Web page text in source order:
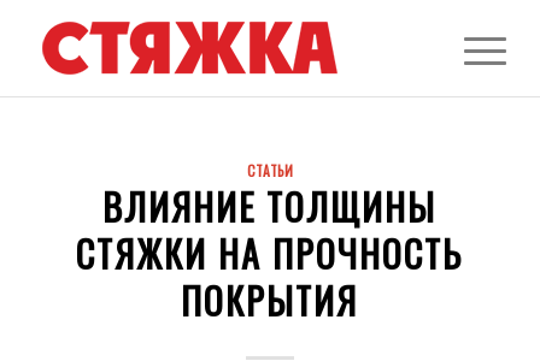
СТАТЬИ
ВЛИЯНИЕ ТОЛЩИНЫ
СТЯЖКИ НА ПРОЧНОСТЬ
ПОКРЫТИЯ